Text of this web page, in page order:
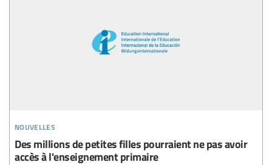
nouvelles
Des millions de petites filles pourraient ne pas avoir
accès à l'enseignement primaire